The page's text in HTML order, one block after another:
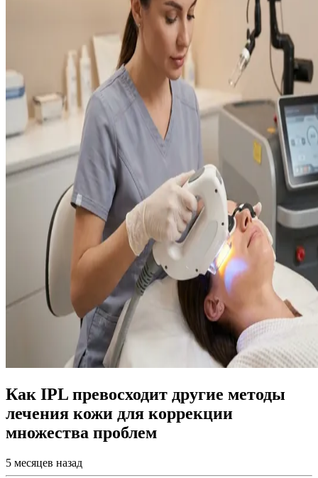
Как IPL превосходит другие методы
лечения кожи для коррекции
множества проблем
5 месяцев назад